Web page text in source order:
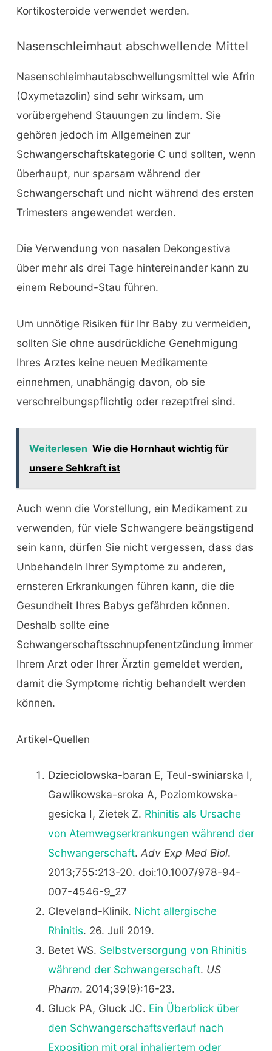
Kortikosteroide verwendet werden.
Nasenschleimhaut abschwellende Mittel
Nasenschleimhautabschwellungsmittel wie Afrin
(Oxymetazolin) sind sehr wirksam, um
vorübergehend Stauungen zu lindern. Sie
gehören jedoch im Allgemeinen zur
Schwangerschaftskategorie C und sollten, wenn
überhaupt, nur sparsam während der
Schwangerschaft und nicht während des ersten
Trimesters angewendet werden.
Die Verwendung von nasalen Dekongestiva
über mehr als drei Tage hintereinander kann zu
einem Rebound-Stau führen.
Um unnötige Risiken für Ihr Baby zu vermeiden,
sollten Sie ohne ausdrückliche Genehmigung
Ihres Arztes keine neuen Medikamente
einnehmen, unabhängig davon, ob sie
verschreibungspflichtig oder rezeptfrei sind.
Weiterlesen Wie die Hornhaut wichtig für
unsere Sehkraft ist
Auch wenn die Vorstellung, ein Medikament zu
verwenden, für viele Schwangere beängstigend
sein kann, dürfen Sie nicht vergessen, dass das
Unbehandeln Ihrer Symptome zu anderen,
ernsteren Erkrankungen führen kann, die die
Gesundheit Ihres Babys gefährden können.
Deshalb sollte eine
Schwangerschaftsschnupfenentzündung immer
Ihrem Arzt oder Ihrer Ärztin gemeldet werden,
damit die Symptome richtig behandelt werden
können.
Artikel-Quellen
Dzieciolowska-baran E, Teul-swiniarska I,
Gawlikowska-sroka A, Poziomkowska-
gesicka I, Zietek Z. Rhinitis als Ursache
von Atemwegserkrankungen während der
Schwangerschaft. Adv Exp Med Biol.
2013;755:213-20. doi:10.1007/978-94-
007-4546-9_27
Cleveland-Klinik. Nicht allergische
Rhinitis. 26. Juli 2019.
Betet WS. Selbstversorgung von Rhinitis
während der Schwangerschaft. US
Pharm. 2014;39(9):16-23.
Gluck PA, Gluck JC. Ein Überblick über
den Schwangerschaftsverlauf nach
Exposition mit oral inhaliertem oder